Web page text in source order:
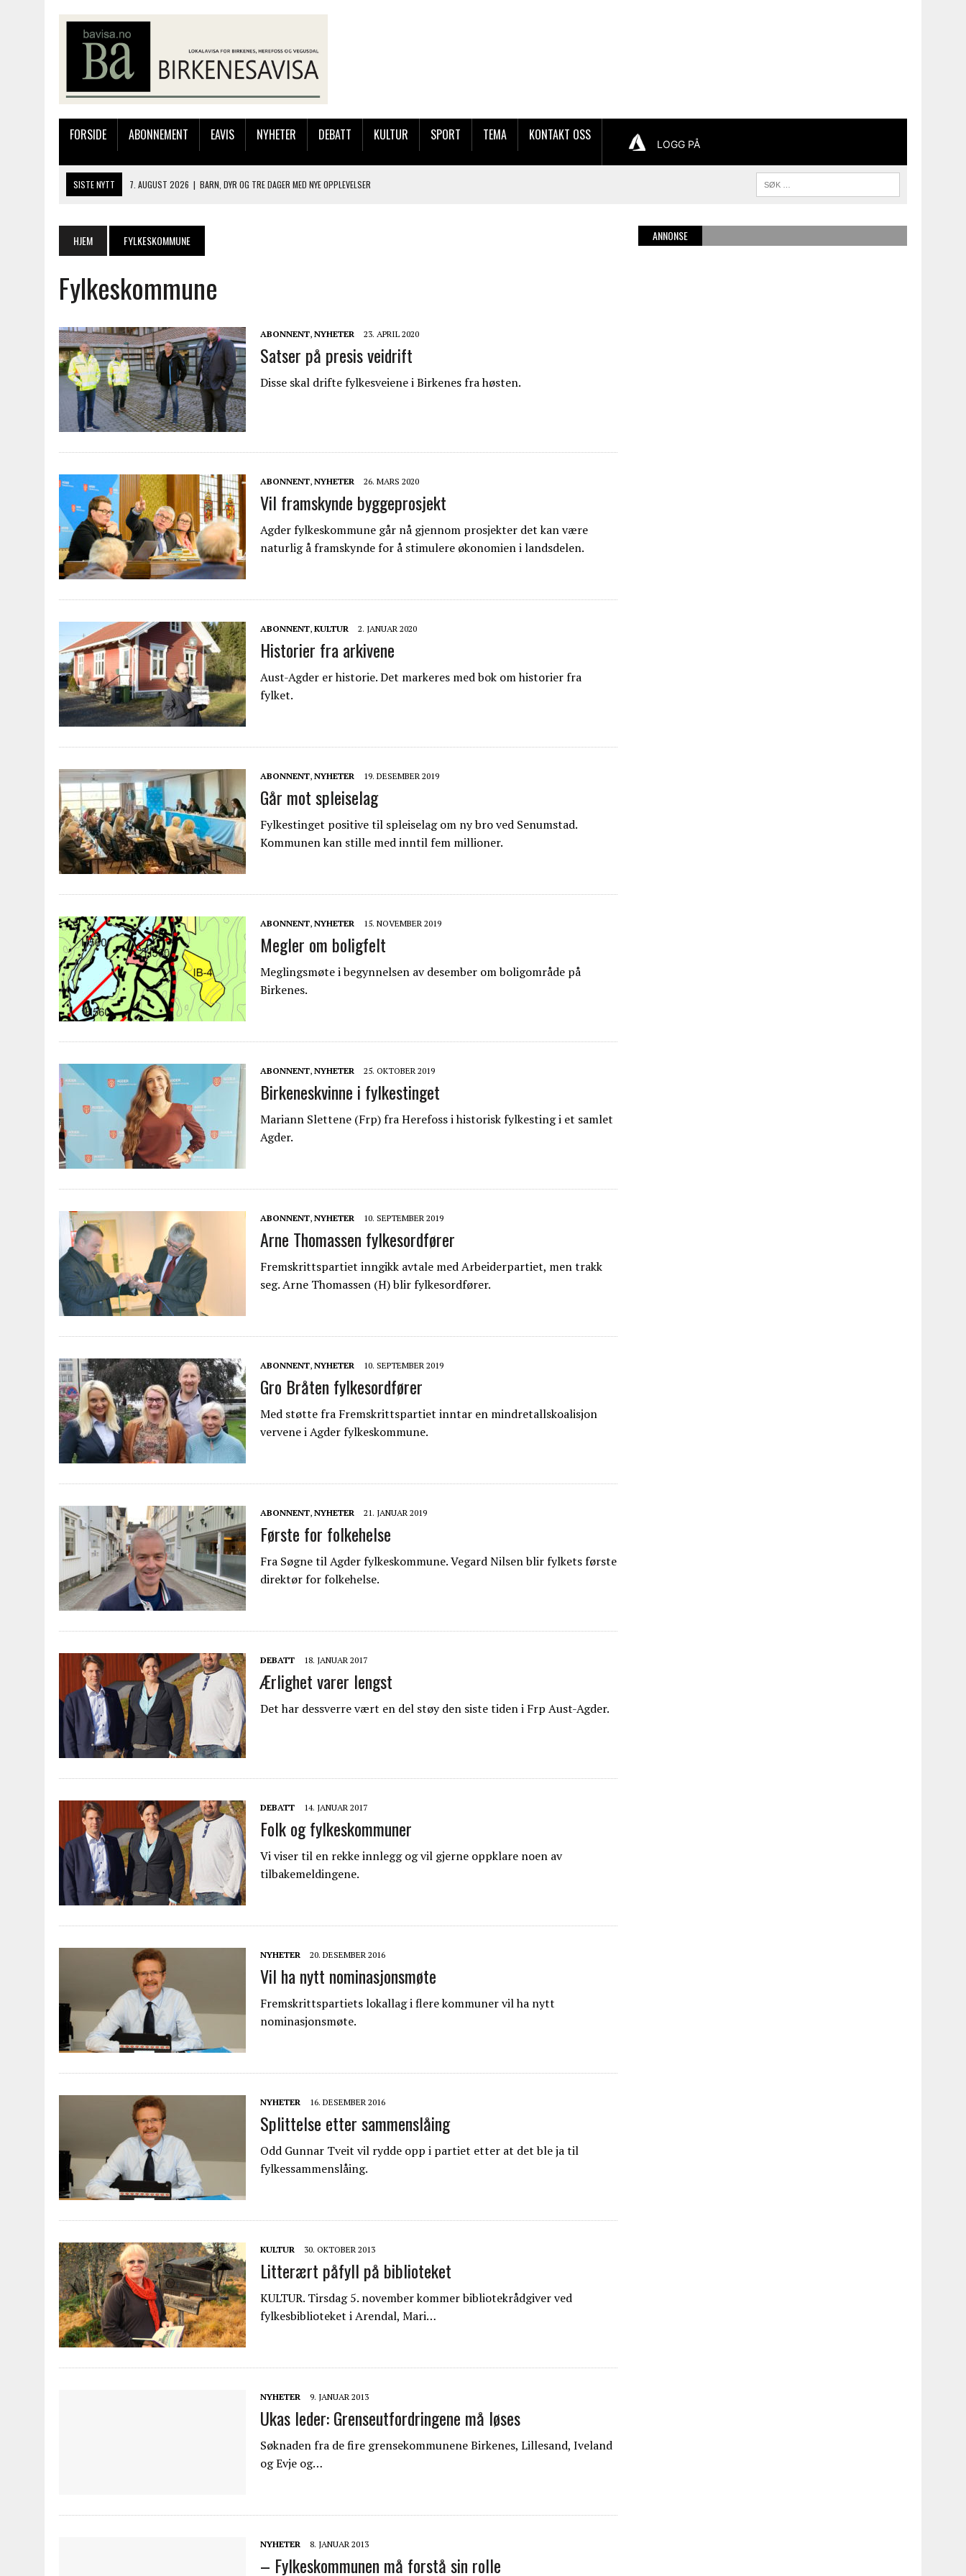
FORSIDE ABONNEMENT EAVIS NYHETER DEBATT KULTUR SPORT TEMA KONTAKT OSS
LOGG PÅ
SISTE NYTT 7. AUGUST 2026 | BARN, DYR OG TRE DAGER MED NYE OPPLEVELSER
6. AUGUST 2026 | BYGGING AV FLATBUNNINGER PÅ MUSEET
7. AUGUST 2026
HJEM FYLKESKOMMUNE
Fylkeskommune
ABONNENT, NYHETER 23. APRIL 2020
Satser på presis veidrift
Disse skal drifte fylkesveiene i Birkenes fra høsten.
ABONNENT, NYHETER 26. MARS 2020
Vil framskynde byggeprosjekt
Agder fylkeskommune går nå gjennom prosjekter det kan være
naturlig å framskynde for å stimulere økonomien i landsdelen.
ABONNENT, KULTUR 2. JANUAR 2020
Historier fra arkivene
Aust-Agder er historie. Det markeres med bok om historier fra
fylket.
ABONNENT, NYHETER 19. DESEMBER 2019
Går mot spleiselag
Fylkestinget positive til spleiselag om ny bro ved Senumstad.
Kommunen kan stille med inntil fem millioner.
ABONNENT, NYHETER 15. NOVEMBER 2019
Megler om boligfelt
Meglingsmøte i begynnelsen av desember om boligområde på
Birkenes.
ABONNENT, NYHETER 25. OKTOBER 2019
Birkeneskvinne i fylkestinget
Mariann Slettene (Frp) fra Herefoss i historisk fylkesting i et samlet
Agder.
ABONNENT, NYHETER 10. SEPTEMBER 2019
Arne Thomassen fylkesordfører
Fremskrittspartiet inngikk avtale med Arbeiderpartiet, men trakk
seg. Arne Thomassen (H) blir fylkesordfører.
ABONNENT, NYHETER 10. SEPTEMBER 2019
Gro Bråten fylkesordfører
Med støtte fra Fremskrittspartiet inntar en mindretallskoalisjon
vervene i Agder fylkeskommune.
ABONNENT, NYHETER 21. JANUAR 2019
Første for folkehelse
Fra Søgne til Agder fylkeskommune. Vegard Nilsen blir fylkets første
direktør for folkehelse.
DEBATT 18. JANUAR 2017
Ærlighet varer lengst
Det har dessverre vært en del støy den siste tiden i Frp Aust-Agder.
DEBATT 14. JANUAR 2017
Folk og fylkeskommuner
Vi viser til en rekke innlegg og vil gjerne oppklare noen av
tilbakemeldingene.
NYHETER 20. DESEMBER 2016
Vil ha nytt nominasjonsmøte
Fremskrittspartiets lokallag i flere kommuner vil ha nytt
nominasjonsmøte.
NYHETER 16. DESEMBER 2016
Splittelse etter sammenslåing
Odd Gunnar Tveit vil rydde opp i partiet etter at det ble ja til
fylkessammenslåing.
KULTUR 30. OKTOBER 2013
Litterært påfyll på biblioteket
KULTUR. Tirsdag 5. november kommer bibliotekrådgiver ved
fylkesbiblioteket i Arendal, Mari…
NYHETER 9. JANUAR 2013
Ukas leder: Grenseutfordringene må løses
Søknaden fra de fire grensekommunene Birkenes, Lillesand, Iveland
og Evje og…
NYHETER 8. JANUAR 2013
– Fylkeskommunen må forstå sin rolle
ANNONSE